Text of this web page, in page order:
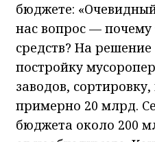
бюджете:
нас вопрос — почему
средств? На
постройку
заводов,
примерно 20 млрд.
бюджета около 200